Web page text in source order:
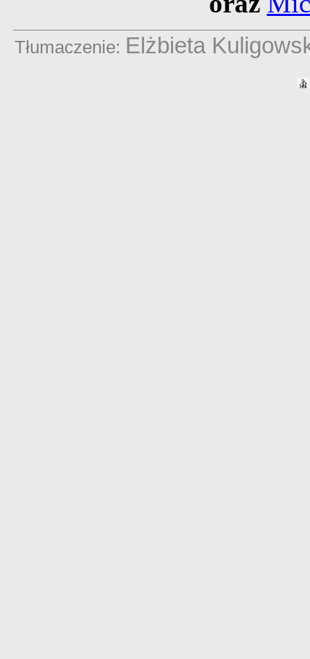
Tłumaczenie: Elżbieta